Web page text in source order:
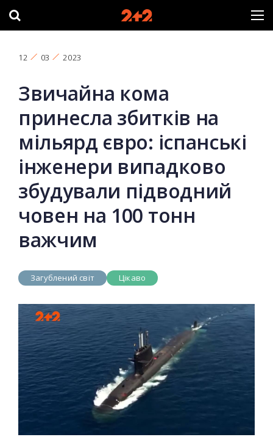
12 03 2023
Звичайна кома
принесла збитків на
мільярд євро: іспанські
інженери випадково
збудували підводний
човен на 100 тонн
важчим
Загублений світ Цікаво